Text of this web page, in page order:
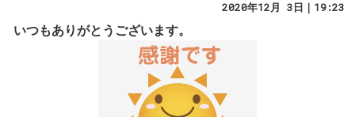
2020年12月 3日｜19:23
いつもありがとうございます。